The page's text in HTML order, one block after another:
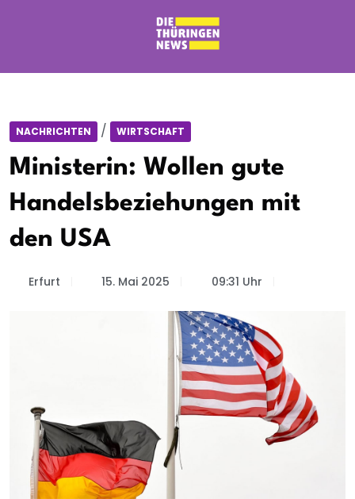
NACHRICHTEN / WIRTSCHAFT
Ministerin: Wollen gute
Handelsbeziehungen mit
den USA
Erfurt 15. Mai 2025 09:31 Uhr